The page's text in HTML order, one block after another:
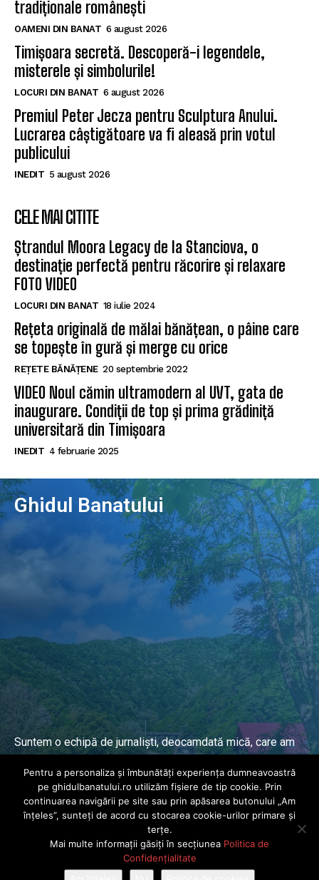
tradiționale românești
OAMENI DIN BANAT 6 august 2026
Timișoara secretă. Descoperă-i legendele,
misterele și simbolurile!
LOCURI DIN BANAT 6 august 2026
Premiul Peter Jecza pentru Sculptura Anului.
Lucrarea câștigătoare va fi aleasă prin votul
publicului
INEDIT 5 august 2026
CELE MAI CITITE
Ștrandul Moora Legacy de la Stanciova, o
destinație perfectă pentru răcorire și relaxare
FOTO VIDEO
LOCURI DIN BANAT 18 iulie 2024
Rețeta originală de mălai bănățean, o pâine care
se topește în gură și merge cu orice
REȚETE BĂNĂȚENE 20 septembrie 2022
VIDEO Noul cămin ultramodern al UVT, gata de
inaugurare. Condiții de top și prima grădiniță
universitară din Timișoara
INEDIT 4 februarie 2025
Ghidul Banatului
Suntem o echipă de jurnaliști, deocamdată mică, care am
lucrat și lucrăm în presa locală și națională de mai mulți
ani.
© Ghidul Banatului 2025. Toate drepturile rezervate · Dezvoltat de
Power Media FX
Pentru a personaliza și îmbunătăți experiența dumneavoastră
pe ghidulbanatului.ro utilizăm fișiere de tip cookie. Prin
continuarea navigării pe site sau prin apăsarea butonului „Am
înțeles”, sunteți de acord cu stocarea cookie-urilor primare și
terțe.
Mai multe informații găsiți în secțiunea Politica de
Confidențialitate